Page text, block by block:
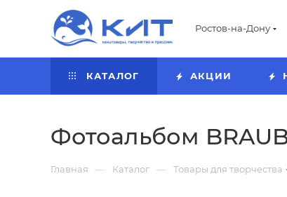
Ростов-на-Дону
КАТАЛОГ АКЦИИ
Фотоальбом
Главная — Каталог — Товары для творчества